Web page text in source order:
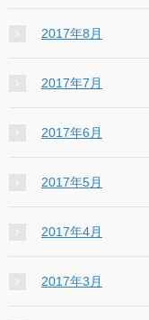
2017年8月
2017年7月
2017年6月
2017年5月
2017年4月
2017年3月